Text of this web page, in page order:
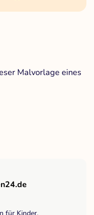
Malvorlage eines